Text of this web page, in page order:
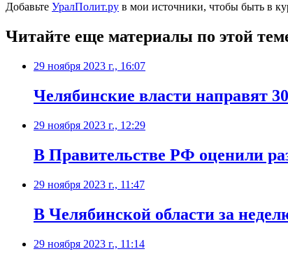
Добавьте УралПолит.ру в мои источники, чтобы быть в
Читайте еще материалы по этой
29 ноября 2023 г., 16:07
Челябинские власти направят
29 ноября 2023 г., 12:29
В Правительстве РФ оценили
29 ноября 2023 г., 11:47
В Челябинской области за
29 ноября 2023 г., 11:14